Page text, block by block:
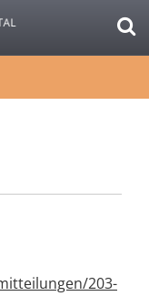
203-